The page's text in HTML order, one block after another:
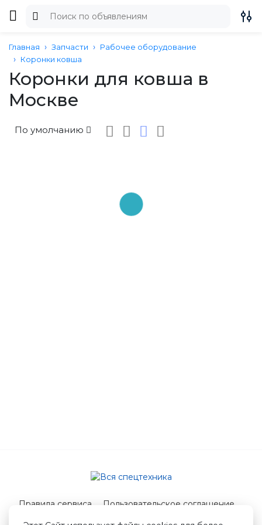
Главная Запчасти
Рабочее оборудование
Коронки ковша
Коронки для ковша в
Москве
По умолчанию
Правила сервиса
Пользовательское соглашение